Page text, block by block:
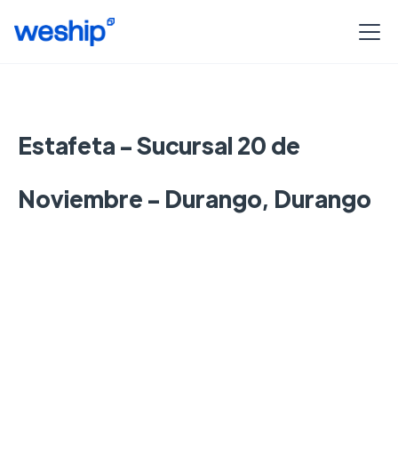
Estafeta - Sucursal 20 de
Noviembre - Durango, Durango